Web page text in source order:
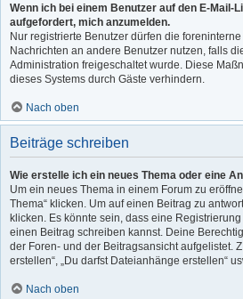
Wenn ich bei einem Benutzer auf den E-Mail-
aufgefordert, mich anzumelden.
Nur registrierte Benutzer dürfen die
Nachrichten an andere Benutzer nutzen, falls
Administration freigeschaltet wurde. Diese
dieses Systems durch Gäste verhindern.
Nach oben
Beiträge schreiben
Wie erstelle ich ein neues Thema oder eine
Um ein neues Thema in einem Forum zu
Thema“ klicken. Um auf einen Beitrag zu
klicken. Es könnte sein, dass eine
einen Beitrag schreiben kannst. Deine
der Foren- und der Beitragsansicht aufgelistet.
erstellen“, „Du darfst Dateianhänge erstellen“
Nach oben